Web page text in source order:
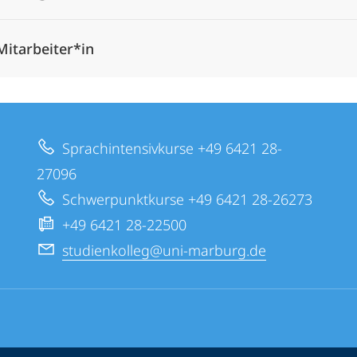
Sprachintensivkurse +49 6421 28-
27096
Schwerpunktkurse +49 6421 28-26273
+49 6421 28-22500
studienkolleg@uni-marburg.de